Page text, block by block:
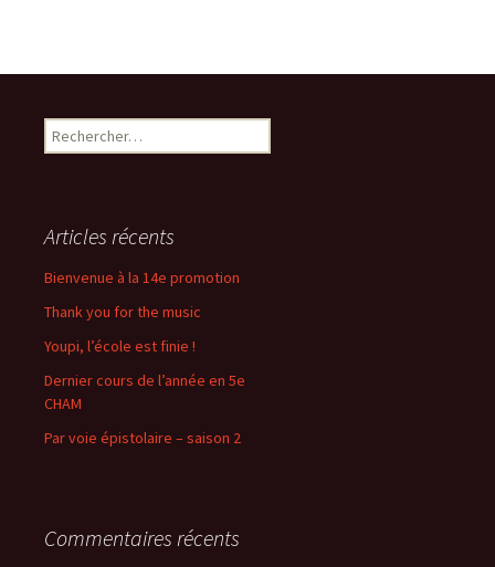
Rechercher :
Articles récents
Bienvenue à la 14e promotion
Thank you for the music
Youpi, l’école est finie !
Dernier cours de l’année en 5e
CHAM
Par voie épistolaire – saison 2
Commentaires récents